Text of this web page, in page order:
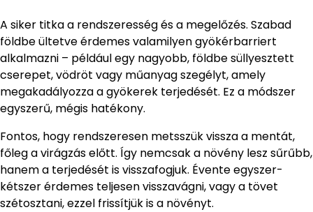
A siker titka a rendszeresség és a megelőzés. Szabad
földbe ültetve érdemes valamilyen gyökérbarriert
alkalmazni – például egy nagyobb, földbe süllyesztett
cserepet, vödröt vagy műanyag szegélyt, amely
megakadályozza a gyökerek terjedését. Ez a módszer
egyszerű, mégis hatékony.
Fontos, hogy rendszeresen metsszük vissza a mentát,
főleg a virágzás előtt. Így nemcsak a növény lesz sűrűbb,
hanem a terjedését is visszafogjuk. Évente egyszer-
kétszer érdemes teljesen visszavágni, vagy a tövet
szétosztani, ezzel frissítjük is a növényt.